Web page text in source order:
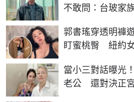
不敢問：台玻家
郭書瑤穿透明褲
盯蜜桃臀 紐約
當小三對話曝光
老公 還對決正